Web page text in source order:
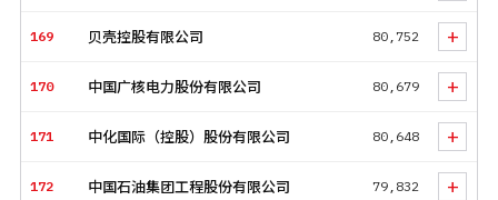
169 贝壳控股有限公司 80,752 +
170 中国广核电力股份有限公司 80,679 +
171 中化国际（控股）股份有限公司 80,648 +
172 中国石油集团工程股份有限公司 79,832 +